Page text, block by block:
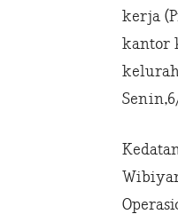
kerja
kantor